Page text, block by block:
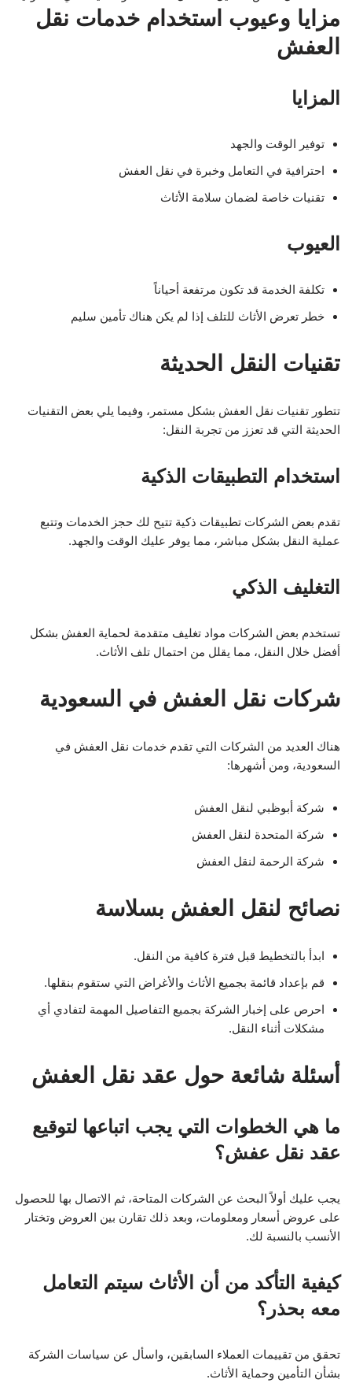
مزايا وعيوب استخدام خدمات نقل
العفش
المزايا
توفير الوقت والجهد
احترافية في التعامل وخبرة في نقل العفش
تقنيات خاصة لضمان سلامة الأثاث
العيوب
تكلفة الخدمة قد تكون مرتفعة أحياناً
خطر تعرض الأثاث للتلف إذا لم يكن هناك تأمين سليم
تقنيات النقل الحديثة
تتطور تقنيات نقل العفش بشكل مستمر، وفيما يلي بعض التقنيات
الحديثة التي قد تعزز من تجربة النقل:
استخدام التطبيقات الذكية
تقدم بعض الشركات تطبيقات ذكية تتيح لك حجز الخدمات وتتبع
عملية النقل بشكل مباشر، مما يوفر عليك الوقت والجهد.
التغليف الذكي
تستخدم بعض الشركات مواد تغليف متقدمة لحماية العفش بشكل
أفضل خلال النقل، مما يقلل من احتمال تلف الأثاث.
شركات نقل العفش في السعودية
هناك العديد من الشركات التي تقدم خدمات نقل العفش في
السعودية، ومن أشهرها:
شركة أبوظبي لنقل العفش
شركة المتحدة لنقل العفش
شركة الرحمة لنقل العفش
نصائح لنقل العفش بسلاسة
ابدأ بالتخطيط قبل فترة كافية من النقل.
قم بإعداد قائمة بجميع الأثاث والأغراض التي ستقوم بنقلها.
احرص على إخبار الشركة بجميع التفاصيل المهمة لتفادي أي
مشكلات أثناء النقل.
أسئلة شائعة حول عقد نقل العفش
ما هي الخطوات التي يجب اتباعها لتوقيع
عقد نقل عفش؟
يجب عليك أولاً البحث عن الشركات المتاحة، ثم الاتصال بها للحصول
على عروض أسعار ومعلومات، وبعد ذلك تقارن بين العروض وتختار
الأنسب بالنسبة لك.
كيفية التأكد من أن الأثاث سيتم التعامل
معه بحذر؟
تحقق من تقييمات العملاء السابقين، واسأل عن سياسات الشركة
بشأن التأمين وحماية الأثاث.